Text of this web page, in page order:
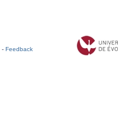
- Feedback